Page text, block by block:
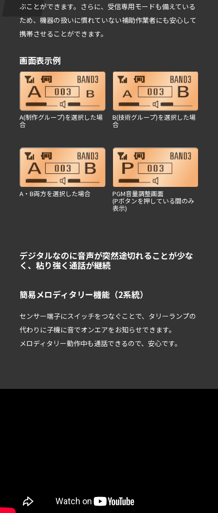
ぶことができます。さらに、受信専⽤モードも備えている
ため、機器の扱いに慣れていない補助作業者にも安⼼して
携帯させることができます。
画面表示例
A(制作グループ)を選択した場
合
B(技術グループ)を選択した場
合
A・B両方を選択した場合 PGM音量調整画面
(Pボタンを押している間のみ
表示)
デジタルなのに⾳声が突然途切れることが少な
く、粘り強く通話が継続
簡易メロディタリー機能（2系統）
センサー端⼦にスイッチをつなぐことで、タリーランプの
代わりに⼦機に⾳でオンエアをお知らせできます。
メロディタリー動作中も通話できるので、安⼼です。